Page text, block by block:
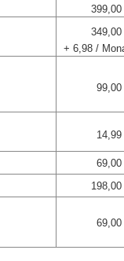
399,00
349,00
+ 6,98 /
99,00
14,99
69,00
198,00
69,00